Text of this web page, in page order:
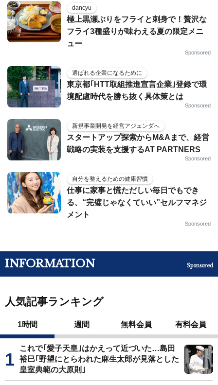
dancyu
極上黒瀬ぶりをフライと刺身で！贅沢な
フライ3種盛りが味わえる夏の限定メニ
ュー
Sponsored
選ばれる企業になるために
東京都｢HTT取組推進宣言企業｣登録で環
境配慮時代を勝ち抜く具体策とは
Sponsored
新規事業開発を経営アジェンダへ
スタートアップ探索からM&Aまで、経営
戦略の実装を支援するAT PARTNERS
Sponsored
自分を整えるための健康習慣
仕事に家事と慌ただしい毎日でもでき
る、“完璧じゃなくていい”セルフマネジ
メント
Sponsored
INFORMATION Sponsored
人気記事ランキング
1時間 週間 無料会員 有料会員
これで｢愛子天皇｣はかえって近づいた…島田
裕巳｢野望にとらわれた麻生太郎が見落とした
皇室典範の大原則｣